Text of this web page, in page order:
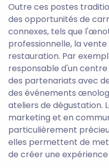
Outre ces postes
des opportunités de
connexes, tels que
professionnelle, la
restauration. Par
responsable d'un
des partenariats avec
des événements
ateliers de dégustation.
marketing et en
particulièrement
elles permettent de
de créer une